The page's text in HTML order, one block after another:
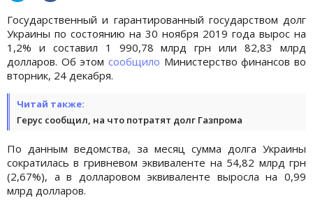
Государственный и гарантированный государством долг
Украины по состоянию на 30 ноября 2019 года вырос на
1,2% и составил 1 990,78 млрд грн или 82,83 млрд
долларов. Об этом сообщило Министерство финансов во
вторник, 24 декабря.
Читай также:
Герус сообщил, на что потратят долг Газпрома
По данным ведомства, за месяц сумма долга Украины
сократилась в гривневом эквиваленте на 54,82 млрд грн
(2,67%), а в долларовом эквиваленте выросла на 0,99
млрд долларов.